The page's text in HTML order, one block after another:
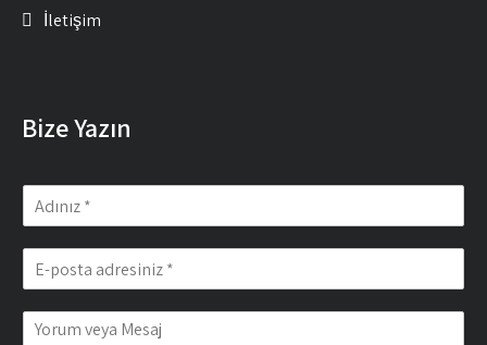
İletişim
Bize Yazın